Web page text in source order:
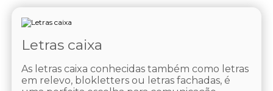
Letras caixa
As letras caixa conhecidas também como letras
em relevo, blokletters ou letras fachadas, é